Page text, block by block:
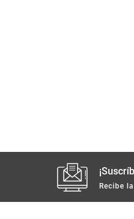
limpieza
Recibe